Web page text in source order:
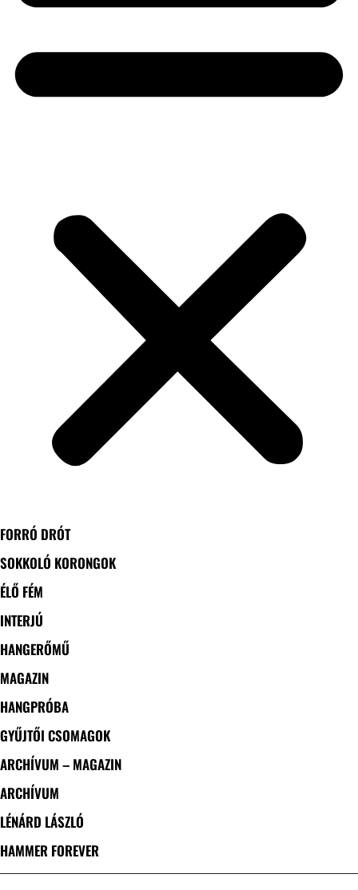
FORRÓ DRÓT
SOKKOLÓ KORONGOK
ÉLŐ FÉM
INTERJÚ
HANGERŐMŰ
MAGAZIN
HANGPRÓBA
GYŰJTŐI CSOMAGOK
ARCHÍVUM – MAGAZIN
ARCHÍVUM
LÉNÁRD LÁSZLÓ
HAMMER FOREVER